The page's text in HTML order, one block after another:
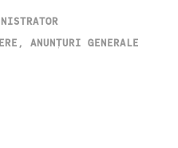
, ANUNȚURI GENERALE